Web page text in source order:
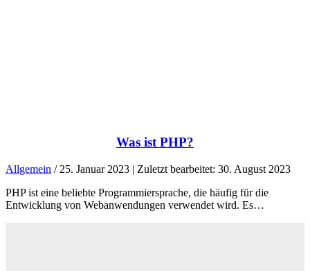
Was ist PHP?
Allgemein / 25. Januar 2023 | Zuletzt bearbeitet: 30. August 2023
PHP ist eine beliebte Programmiersprache, die häufig für die
Entwicklung von Webanwendungen verwendet wird. Es…